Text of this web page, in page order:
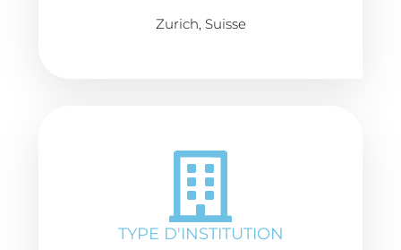
Zurich, Suisse
TYPE D'INSTITUTION